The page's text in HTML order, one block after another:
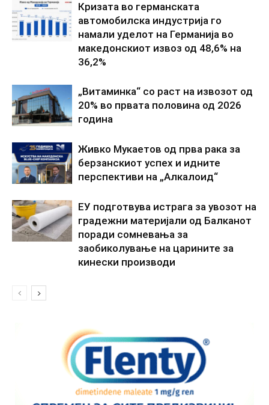
Кризата во германската
автомобилска индустрија го
намали уделот на Германија во
македонскиот извоз од 48,6% на
36,2%
„Витаминка“ со раст на извозот од
20% во првата половина од 2026
година
Живко Мукаетов од прва рака за
берзанскиот успех и идните
перспективи на „Алкалоид“
ЕУ подготвува истрага за увозот на
градежни материјали од Балканот
поради сомневања за
заобиколување на царините за
кинески производи